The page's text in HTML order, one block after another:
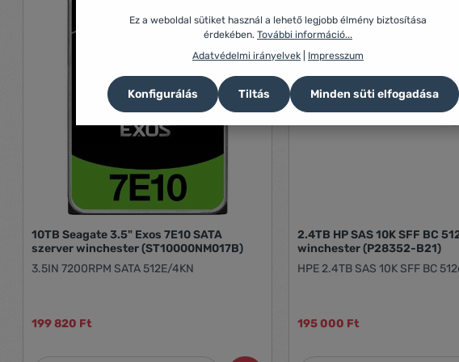
10TB Seagate 3.5" Exos 7E10 SATA
szerver winchester (ST10000NM017B)
3.5IN 7200RPM SATA 512E/4KN
199 820 Ft
2.4TB HP SAS 10K SFF BC
winchester (P28352-B21)
HPE 2.4TB SAS 10K SFF BC
195 000 Ft
Ez a weboldal sütiket használ a lehető legjobb élmény biztosítása
érdekében. További információ...
Adatvédelmi irányelvek
Impresszum
Tiltás
Konfigurálás Minden süti elfogadása